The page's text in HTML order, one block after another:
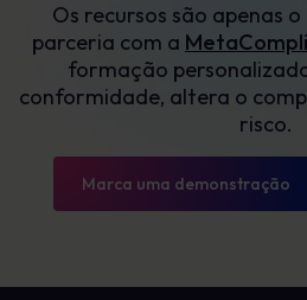
Os recursos são apenas
parceria com a
formação
conformidade, altera o
risco.
Marca uma demonstração